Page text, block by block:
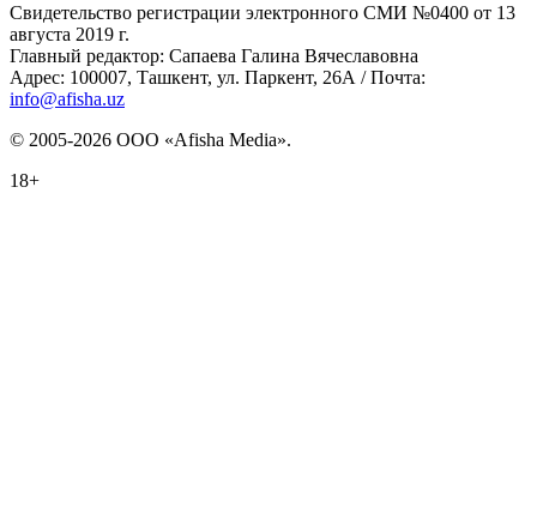
Свидетельство регистрации электронного СМИ №0400 от 13
августа 2019 г.
Главный редактор: Сапаева Галина Вячеславовна
Адрес: 100007, Ташкент, ул. Паркент, 26А / Почта:
info@afisha.uz
© 2005-2026 ООО «Afisha Media».
18+